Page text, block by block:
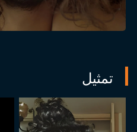
تمثيل